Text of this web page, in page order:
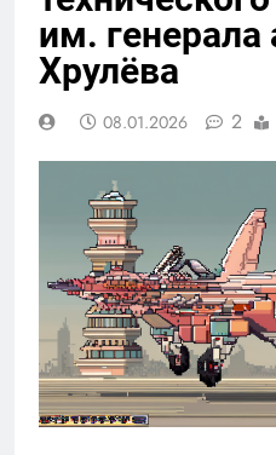
им.
Хрулёва
08.01.2026 2